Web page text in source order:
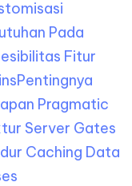
Pada
Fitur
Pentingnya
Pragmatic
Server Gates
Caching Data